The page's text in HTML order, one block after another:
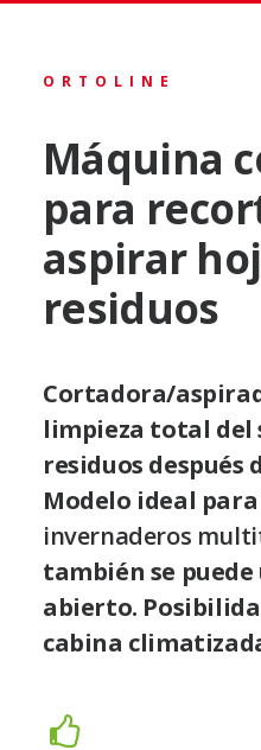
ORTOLINE
Máquina
para
aspirar
residuos
Cortadora/
limpieza total del
residuos después
Modelo ideal
invernaderos
también se
abierto.
cabina